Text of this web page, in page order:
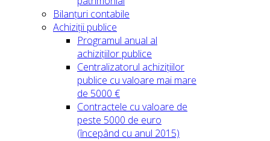
Bilanțuri contabile
Achiziții publice
Programul anual al
achizițiilor publice
Centralizatorul achizițiilor
publice cu valoare mai mare
de 5000 €
Contractele cu valoare de
peste 5000 de euro
(începând cu anul 2015)